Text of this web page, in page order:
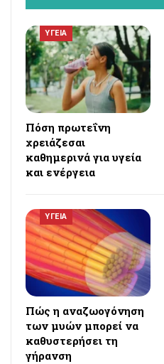
ΥΓΕΙΑ
Πόση πρωτεΐνη
χρειάζεσαι
καθημερινά για υγεία
και ενέργεια
ΥΓΕΙΑ
Πώς η αναζωογόνηση
των μυών μπορεί να
καθυστερήσει τη
γήρανση